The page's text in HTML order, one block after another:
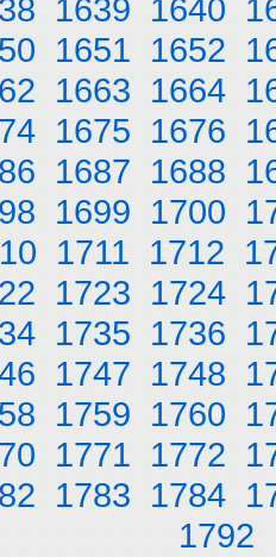
1639 1640
1651 1652
1663 1664
1675 1676
1687 1688
1699 1700
1711 1712
1723 1724
1735 1736
1747 1748
1759 1760
1771 1772
1783 1784
1792